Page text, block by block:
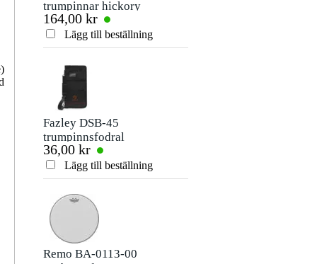
trumpinnar hickory
med trädruva
164,00 kr
Lägg till beställning
Fazley DSB-45
trumpinnsfodral
36,00 kr
Lägg till beställning
Remo BA-0113-00